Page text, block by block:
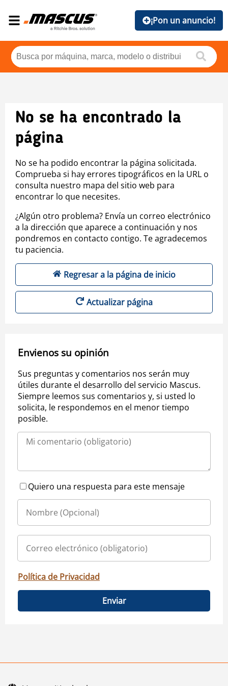
¡Pon un anuncio!
No se ha encontrado la
página
No se ha podido encontrar la página solicitada.
Comprueba si hay errores tipográficos en la URL o
consulta nuestro mapa del sitio web para
encontrar lo que necesites.
¿Algún otro problema? Envía un correo electrónico
a la dirección que aparece a continuación y nos
pondremos en contacto contigo. Te agradecemos
tu paciencia.
Regresar a la página de inicio
Actualizar página
Envienos su opinión
Sus preguntas y comentarios nos serán muy
útiles durante el desarrollo del servicio Mascus.
Siempre leemos sus comentarios y, si usted lo
solicita, le respondemos en el menor tiempo
posible.
Quiero una respuesta para este mensaje
Política de Privacidad
Enviar